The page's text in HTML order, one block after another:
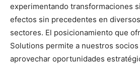
experimentando transformaciones
efectos sin precedentes en
sectores. El posicionamiento que
Solutions permite a nuestros
aprovechar oportunidades